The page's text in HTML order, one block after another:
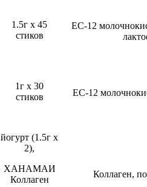
1.5г х 45
стиков
EC-12
1г х 30
стиков
ЕС-12
йогурт (1.5г х
2),
ХАНАМАИ
Коллаген
Коллаген,